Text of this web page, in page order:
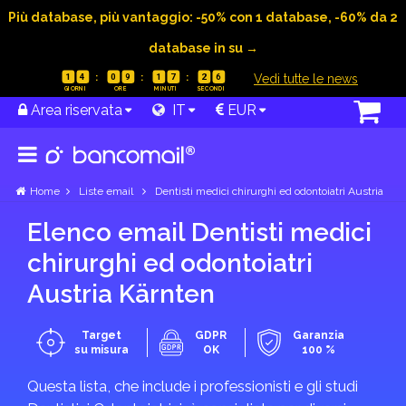
Più database, più vantaggio: -50% con 1 database, -60% da 2
database in su →
1 4 0 9 1 7 2 6 Vedi tutte le news
Area riservata IT EUR
Home Liste email Dentisti medici chirurghi ed odontoiatri Austria
Elenco email Dentisti medici
chirurghi ed odontoiatri
Austria Kärnten
Target
su misura
GDPR
OK
Garanzia
100 %
Questa lista, che include i professionisti e gli studi